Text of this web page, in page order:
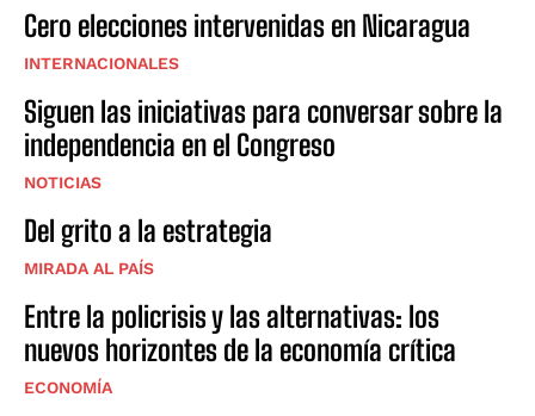
Cero elecciones intervenidas en Nicaragua
INTERNACIONALES
Siguen las iniciativas para conversar sobre la
independencia en el Congreso
NOTICIAS
Del grito a la estrategia
MIRADA AL PAÍS
Entre la policrisis y las alternativas: los
nuevos horizontes de la economía crítica
ECONOMÍA